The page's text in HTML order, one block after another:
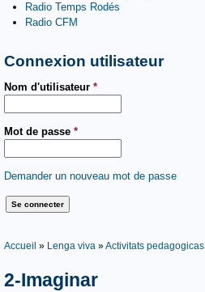
Radio Temps Rodés
Radio CFM
Connexion utilisateur
Nom d'utilisateur *
Mot de passe *
Demander un nouveau mot de passe
Vous êtes ici
Accueil » Lenga viva »Activitats pedagogicas
2-Imaginar